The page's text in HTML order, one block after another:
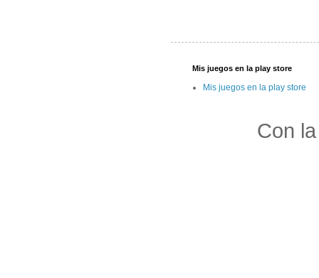
Mis juegos en la play store
Mis juegos en la play store
Con